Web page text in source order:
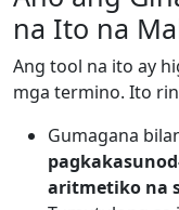
na Ito na
Ang tool na ito ay
mga termino. Ito
Gumagana
aritmetiko na